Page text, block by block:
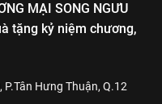
MẠI SONG NGƯU
tặng kỷ niệm chương,
Hưng Thuận, Q.12